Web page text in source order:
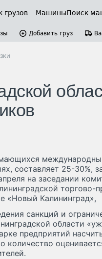
грузов МашиныПоиск
Добавить груз
составляет 25-30%,
на заседании
торгово-
«Новый Калининград»,
санкций и
области
предприятий
количество